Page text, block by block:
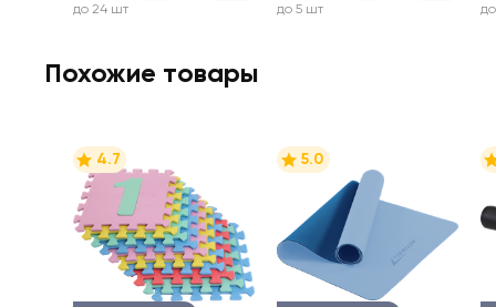
до 24 шт до 5 шт
Похожие товары
4.7 5.0